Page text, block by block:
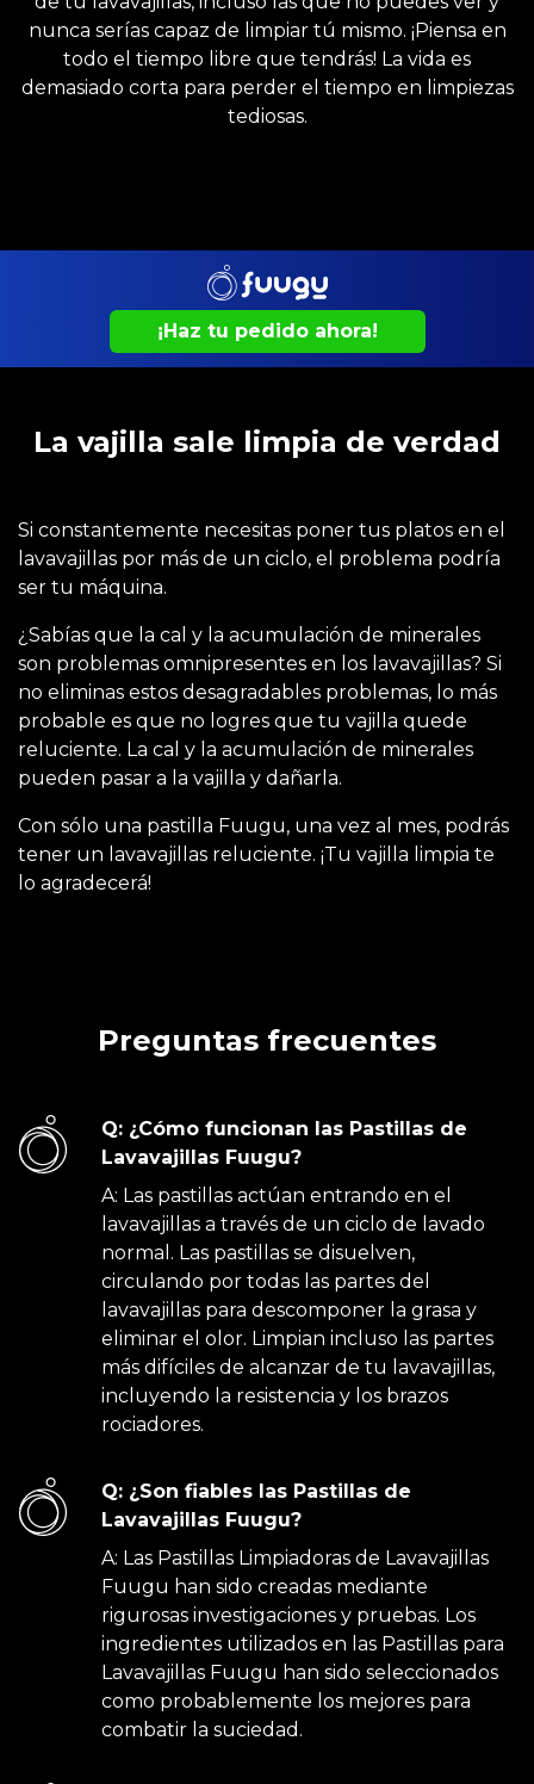
nunca serías capaz de limpiar tú mismo. ¡Piensa en
todo el tiempo libre que tendrás! La vida es
demasiado corta para perder el tiempo en limpiezas
tediosas.
¡Haz tu pedido ahora!
La vajilla sale limpia de verdad
Si constantemente necesitas poner tus platos en el
lavavajillas por más de un ciclo, el problema podría
ser tu máquina.
¿Sabías que la cal y la acumulación de minerales
son problemas omnipresentes en los lavavajillas? Si
no eliminas estos desagradables problemas, lo más
probable es que no logres que tu vajilla quede
reluciente. La cal y la acumulación de minerales
pueden pasar a la vajilla y dañarla.
Con sólo una pastilla Fuugu, una vez al mes, podrás
tener un lavavajillas reluciente. ¡Tu vajilla limpia te
lo agradecerá!
Preguntas frecuentes
Q: ¿Cómo funcionan las Pastillas de
Lavavajillas Fuugu?
A: Las pastillas actúan entrando en el
lavavajillas a través de un ciclo de lavado
normal. Las pastillas se disuelven,
circulando por todas las partes del
lavavajillas para descomponer la grasa y
eliminar el olor. Limpian incluso las partes
más difíciles de alcanzar de tu lavavajillas,
incluyendo la resistencia y los brazos
rociadores.
Q: ¿Son fiables las Pastillas de
Lavavajillas Fuugu?
A: Las Pastillas Limpiadoras de Lavavajillas
Fuugu han sido creadas mediante
rigurosas investigaciones y pruebas. Los
ingredientes utilizados en las Pastillas para
Lavavajillas Fuugu han sido seleccionados
como probablemente los mejores para
combatir la suciedad.